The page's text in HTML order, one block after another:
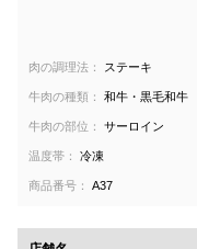
肉の調理法： ステーキ
牛肉の種類： 和牛・黒毛和牛
牛肉の部位： サーロイン
温度帯： 冷凍
商品番号： A37